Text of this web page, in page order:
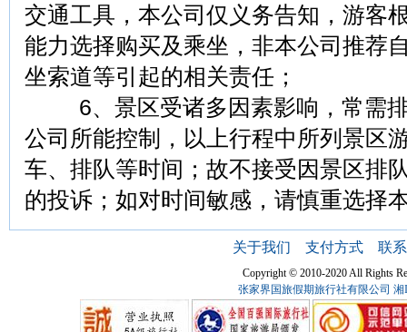
交通工具，本公司仅义务告知，游客
能力选择购买及乘坐，非本公司推荐
坐索道等引起的相关责任；
6、景区受诸多因素影响，常需排
公司所能控制，以上行程中所列景区
车、排队等时间；故不接受因景区排
的投诉；如对时间敏感，请慎重选择
关于我们 支付方式 联
Copyright © 2010-2020 All Rights
张家界国旅假期旅行社有限公司 湘